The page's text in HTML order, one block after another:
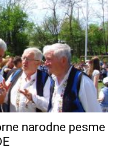
narodne pesme